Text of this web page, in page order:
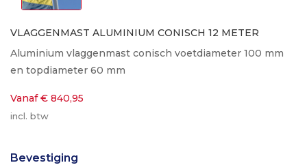
VLAGGENMAST ALUMINIUM CONISCH 12 METER
Aluminium vlaggenmast conisch voetdiameter 100 mm
en topdiameter 60 mm
Vanaf € 840,95
incl. btw
Bevestiging